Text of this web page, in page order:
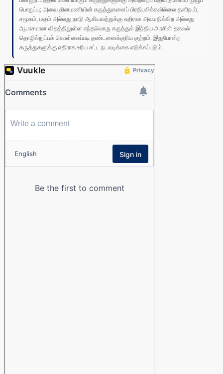
பொறுப்பு; அவை தினமணியின் கருத்துகளைப் பிரதிபலிக்கவில்லை.தனிநபர்,
சமூகம், மதம் அல்லது நாடு ஆகியவற்றுக்கு எதிராக அவமதிக்கிற அல்லது
ஆபாசமான விதத்திலுள்ள எந்தவொரு கருத்தும் இந்திய அரசின் தகவல்
தொழில்நுட்பக் கொள்கைப்படி தண்டனைக்குரிய குற்றம். இதுபோன்ற
கருத்துகளுக்கு எதிராக உரிய சட்ட நடவடிக்கை எடுக்கப்படும்.